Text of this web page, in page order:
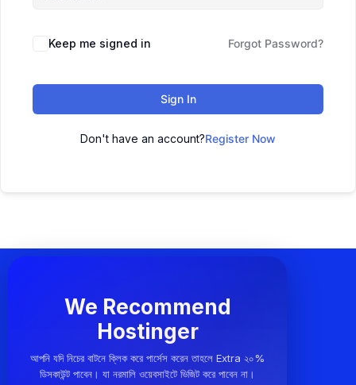
Keep me signed in Forgot Password?
Sign In
Don't have an account?Register Now
We Recommend
Hostinger
আপনি যদি নিচের বাটনে ক্লিক করে পার্সেস করেন তাহলে Extra ২০%
ডিসকাউন্ট পাবেন। যা নরমালি ওয়েবসাইটে ভিজিট করে পাবেন না।